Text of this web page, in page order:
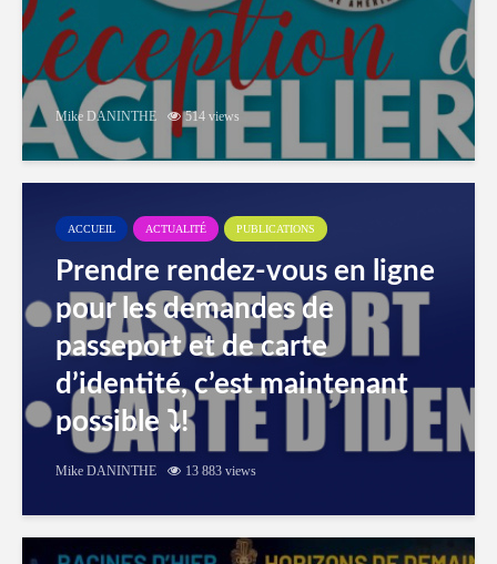
Mike DANINTHE 514 views
ACCUEIL ACTUALITÉ PUBLICATIONS
Prendre rendez-vous en ligne
pour les demandes de
passeport et de carte
d’identité, c’est maintenant
possible ⤵️!
Mike DANINTHE 13 883 views